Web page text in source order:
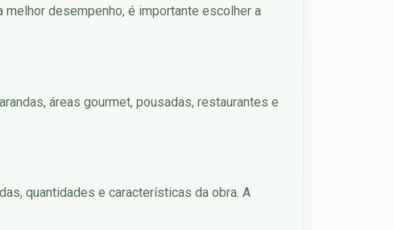
desempenho, é importante escolher a
áreas gourmet, pousadas, restaurantes e
quantidades e características da obra. A